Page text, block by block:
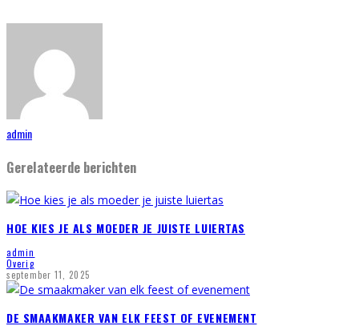
admin
Gerelateerde berichten
HOE KIES JE ALS MOEDER JE JUISTE LUIERTAS
admin
Overig
september 11, 2025
DE SMAAKMAKER VAN ELK FEEST OF EVENEMENT